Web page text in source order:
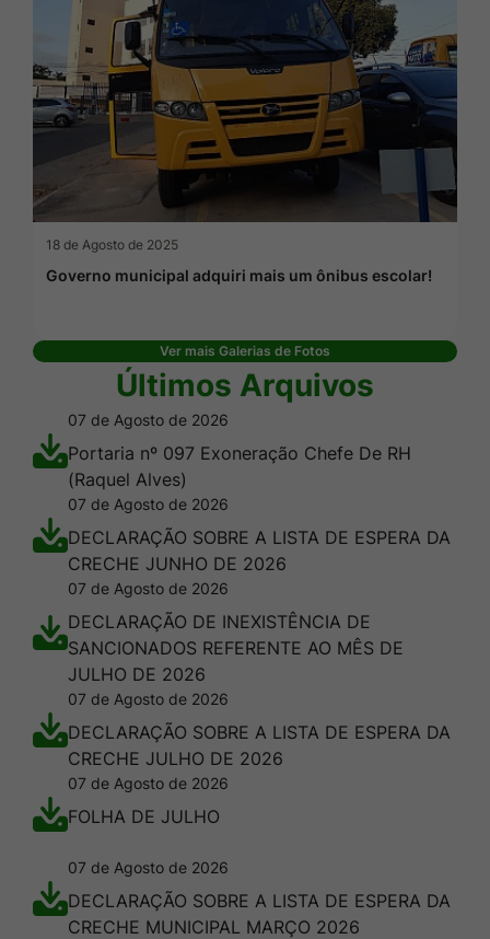
18 de Agosto de 2025
Governo municipal adquiri mais um ônibus escolar!
Ver mais Galerias de Fotos
Últimos Arquivos
07 de Agosto de 2026
Portaria nº 097 Exoneração Chefe De RH
(Raquel Alves)
07 de Agosto de 2026
DECLARAÇÃO SOBRE A LISTA DE ESPERA DA
CRECHE JUNHO DE 2026
07 de Agosto de 2026
DECLARAÇÃO DE INEXISTÊNCIA DE
SANCIONADOS REFERENTE AO MÊS DE
JULHO DE 2026
07 de Agosto de 2026
DECLARAÇÃO SOBRE A LISTA DE ESPERA DA
CRECHE JULHO DE 2026
07 de Agosto de 2026
FOLHA DE JULHO
07 de Agosto de 2026
DECLARAÇÃO SOBRE A LISTA DE ESPERA DA
CRECHE MUNICIPAL MARÇO 2026